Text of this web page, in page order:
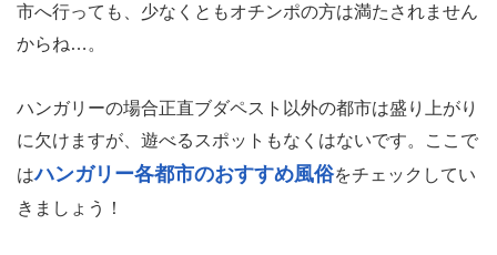
市へ行っても、少なくともオチンポの方は満たされません
からね…。
ハンガリーの場合正直ブダペスト以外の都市は盛り上がり
に欠けますが、遊べるスポットもなくはないです。ここで
はハンガリー各都市のおすすめ風俗をチェックしてい
きましょう！